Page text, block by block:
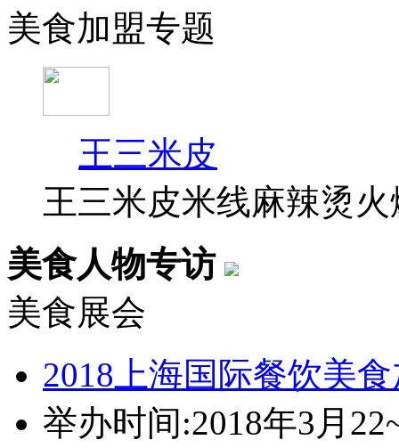
美食加盟专题
王三米皮
王三米皮米线麻辣烫
美食人物专访
美食展会
2018上海国际餐饮美
举办时间:2018年3月